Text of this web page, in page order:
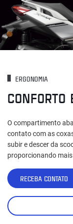
ERGONOMIA
CONFORTO
O compartimento
contato com as
subir e descer da
proporcionando
RECEBA CONTATO